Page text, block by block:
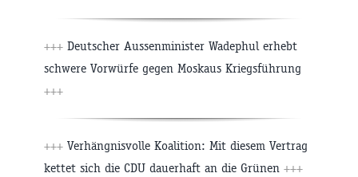
+++ Deutscher Aussenminister Wadephul erhebt
schwere Vorwürfe gegen Moskaus Kriegsführung
+++
+++ Verhängnisvolle Koalition: Mit diesem Vertrag
kettet sich die CDU dauerhaft an die Grünen +++